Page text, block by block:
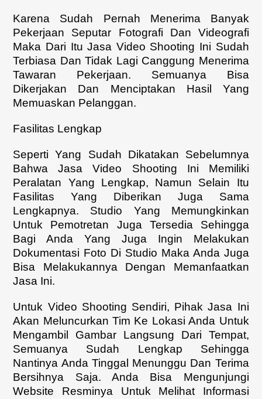
Karena Sudah Pernah Menerima Banyak
Pekerjaan Seputar Fotografi Dan Videografi
Maka Dari Itu Jasa Video Shooting Ini Sudah
Terbiasa Dan Tidak Lagi Canggung Menerima
Tawaran Pekerjaan. Semuanya Bisa
Dikerjakan Dan Menciptakan Hasil Yang
Memuaskan Pelanggan.
Fasilitas Lengkap
Seperti Yang Sudah Dikatakan Sebelumnya
Bahwa Jasa Video Shooting Ini Memiliki
Peralatan Yang Lengkap, Namun Selain Itu
Fasilitas Yang Diberikan Juga Sama
Lengkapnya. Studio Yang Memungkinkan
Untuk Pemotretan Juga Tersedia Sehingga
Bagi Anda Yang Juga Ingin Melakukan
Dokumentasi Foto Di Studio Maka Anda Juga
Bisa Melakukannya Dengan Memanfaatkan
Jasa Ini.
Untuk Video Shooting Sendiri, Pihak Jasa Ini
Akan Meluncurkan Tim Ke Lokasi Anda Untuk
Mengambil Gambar Langsung Dari Tempat,
Semuanya Sudah Lengkap Sehingga
Nantinya Anda Tinggal Menunggu Dan Terima
Bersihnya Saja. Anda Bisa Mengunjungi
Website Resminya Untuk Melihat Informasi